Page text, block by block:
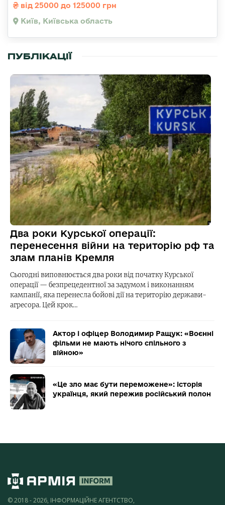
від 25000 до 125000 грн
Київ, Київська область
ПУБЛІКАЦІЇ
Два роки Курської операції:
перенесення війни на територію рф та
злам планів Кремля
Сьогодні виповнюється два роки від початку Курської
операції — безпрецедентної за задумом і виконанням
кампанії, яка перенесла бойові дії на територію держави-
агресора. Цей крок…
Актор і офіцер Володимир Ращук: «Воєнні
фільми не мають нічого спільного з
війною»
«Це зло має бути переможене»: історія
українця, який пережив російський полон
© 2018 - 2026, ІНФОРМАЦІЙНЕ АГЕНТСТВО,